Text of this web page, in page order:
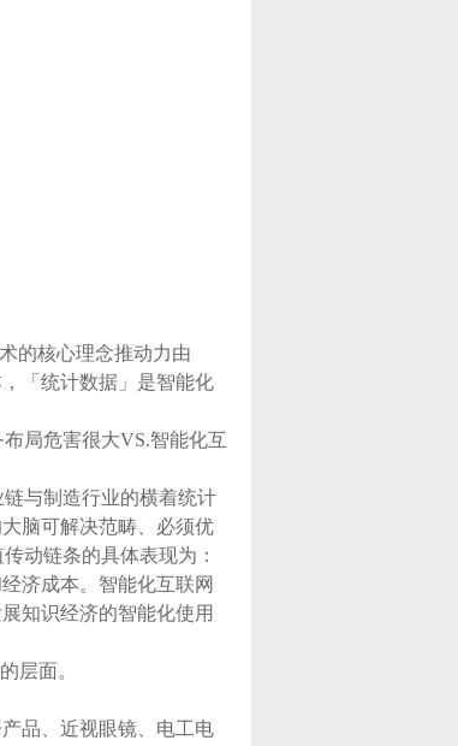
的核心理念推动力由
「统计数据」是智能化
局危害很大VS.智能化互
与制造行业的横着统计
脑可解决范畴、必须优
动链条的具体表现为：
济成本。智能化互联网
知识经济的智能化使用
层面。
品、近视眼镜、电工电